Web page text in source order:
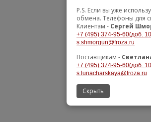
P.S. Если вы уже
обмена. Телефоны для
Клиентам - Сергей
+7 (495) 374-95-60(доб.
s.shmorgun@froza.ru
Поставщикам -
+7 (495) 374-95-60(доб.
s.lunacharskaya@froza.ru
Скрыть